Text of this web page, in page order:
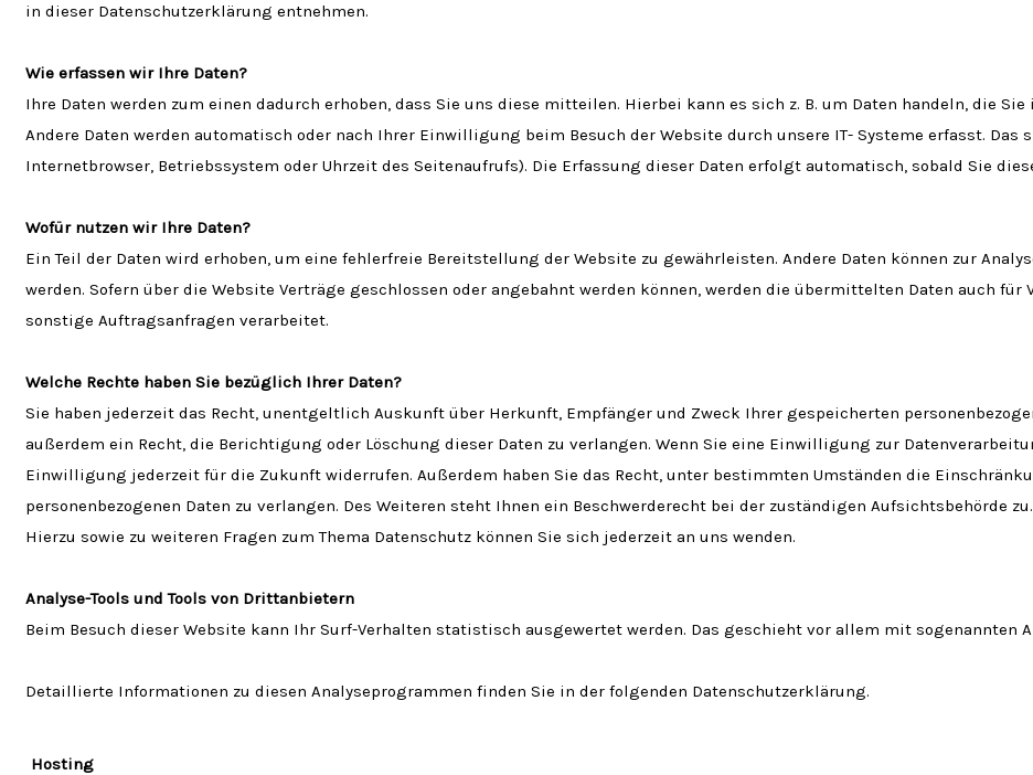
in dieser Datenschutzerklärung entnehmen.
Wie erfassen wir Ihre Daten?
Ihre Daten werden zum einen dadurch erhoben, dass Sie uns diese mitteilen. Hierbei kann es sich z. B. um Daten handeln, die
Andere Daten werden automatisch oder nach Ihrer Einwilligung beim Besuch der Website durch unsere IT- Systeme erfasst. Das
Internetbrowser, Betriebssystem oder Uhrzeit des Seitenaufrufs). Die Erfassung dieser Daten erfolgt automatisch, sobald Sie
Wofür nutzen wir Ihre Daten?
Ein Teil der Daten wird erhoben, um eine fehlerfreie Bereitstellung der Website zu gewährleisten. Andere Daten können zur
werden. Sofern über die Website Verträge geschlossen oder angebahnt werden können, werden die übermittelten Daten auch für
sonstige Auftragsanfragen verarbeitet.
Welche Rechte haben Sie bezüglich Ihrer Daten?
Sie haben jederzeit das Recht, unentgeltlich Auskunft über Herkunft, Empfänger und Zweck Ihrer gespeicherten
außerdem ein Recht, die Berichtigung oder Löschung dieser Daten zu verlangen. Wenn Sie eine Einwilligung zur
Einwilligung jederzeit für die Zukunft widerrufen. Außerdem haben Sie das Recht, unter bestimmten Umständen die
personenbezogenen Daten zu verlangen. Des Weiteren steht Ihnen ein Beschwerderecht bei der zuständigen Aufsichtsbehörde zu.
Hierzu sowie zu weiteren Fragen zum Thema Datenschutz können Sie sich jederzeit an uns wenden.
Analyse-Tools und Tools von Drittanbietern
Beim Besuch dieser Website kann Ihr Surf-Verhalten statistisch ausgewertet werden. Das geschieht vor allem mit sogenannten
Detaillierte Informationen zu diesen Analyseprogrammen finden Sie in der folgenden Datenschutzerklärung.
Hosting